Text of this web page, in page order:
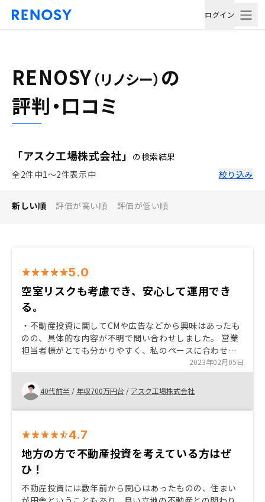
ログイン
RENOSY （リノシー） の
評判・口コミ
「アスク工場株式会社」 の検索結果
全2件中1〜2件表示中
絞り込み
新しい順 評価が高い順 評価が低い順
5.0
空室リスクも考慮でき、安心して運用でき
る。
・不動産投資に関してCMや広告などから興味はあったも
のの、具体的な内容が不明で問い合わせしました。 営業
担当者様がとても分かりやすく、私のペースに合わせて
説明してくれて、しっかりとリスクまで伝えてくれまし
た。 そのリスクをテイク出来る範囲でしたので、購入を
決定しました。 ・手続き完了までとても丁寧にアテンド
頂いたので、スムーズに完了しました。
2023年02月05日
40代前半 / 年収700万円台 / アスク工場株式会社
4.7
地方の方で不動産投資を考えている方はぜ
ひ！
不動産投資には数年前から関心はあったものの、住まい